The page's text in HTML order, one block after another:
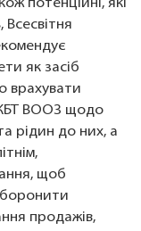
потенційні, які
як засіб
врахувати
ВООЗ щодо
рідин до них, а
щоб
продажів,